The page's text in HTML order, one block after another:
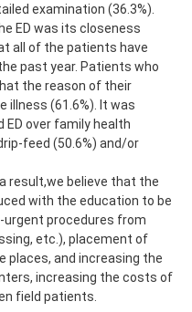
examination (36.3%).
ED was its closeness
all of the patients have
past year. Patients who
the reason of their
illness (61.6%). It was
over family health
feed (50.6%) and/or
a result,we believe that the
with the education to be
urgent procedures from
etc.), placement of
places, and increasing the
increasing the costs of
field patients.